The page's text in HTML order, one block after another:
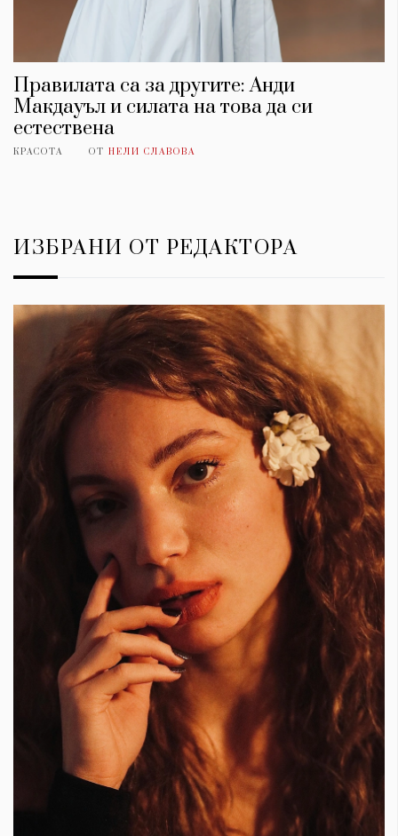
Правилата са за другите: Анди
Макдауъл и силата на това да си
естествена
КРАСОТА ОТ НЕЛИ СЛАВОВА
ИЗБРАНИ ОТ РЕДАКТОРА